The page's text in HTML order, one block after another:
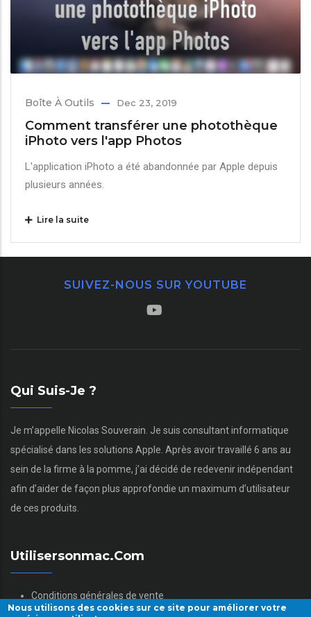
Boîte À Outils Dec 23, 2019
Comment transférer une photothèque
iPhoto vers l'app Photos
L'application iPhoto a été abandonnée par Apple depuis
plusieurs années.
Lire la suite
SUIVEZ-NOUS SUR YOUTUBE
Qui Suis-Je ?
Je m’appelle Nicolas Souverain. Je suis consultant informatique
spécialisé dans les solutions Apple. Après avoir travaillé 6 ans au
sein de la firme à la pomme, j’ai décidé de redevenir indépendant
afin d’aider de façon plus approfondie un maximum d’utilisateur
de ces produits.
Utilisersonmac.com
Conditions générales de vente
Nous utilisons des cookies sur ce site pour améliorer votre